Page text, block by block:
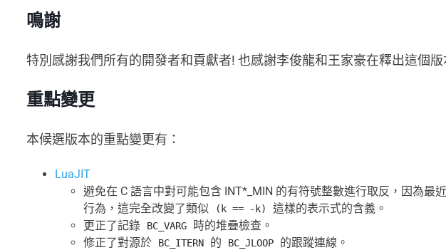
鳴謝
特別感謝我們所有的開發者和貢獻者! 也感謝李俊龍和王家豪在釋出這個版
重點變更
本候選版本的重點變更有：
LuaJIT
避免在 C 語言中對可能包含 INT*_MIN 的有符號整數進行取反，因為最
行為，這完全改變了類似
(k == -k)
這樣的表示式的含義。
更正了記錄
BC_VARG
時的堆疊檢查。
修正了對源於
BC_ITERN 的 BC_JLOOP
的跟蹤連線。